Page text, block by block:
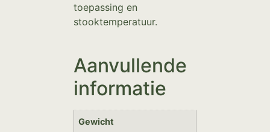
toepassing en
stooktemperatuur.
Aanvullende
informatie
Gewicht